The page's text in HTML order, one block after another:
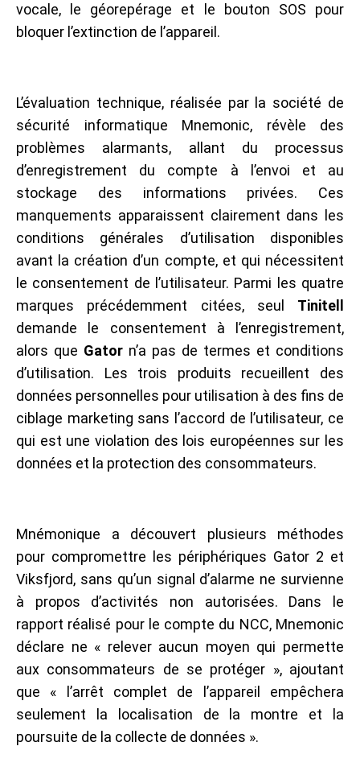
vocale, le géorepérage et le bouton SOS pour
bloquer l’extinction de l’appareil.
L’évaluation technique, réalisée par la société de
sécurité informatique Mnemonic, révèle des
problèmes alarmants, allant du processus
d’enregistrement du compte à l’envoi et au
stockage des informations privées. Ces
manquements apparaissent clairement dans les
conditions générales d’utilisation disponibles
avant la création d’un compte, et qui nécessitent
le consentement de l’utilisateur. Parmi les quatre
marques précédemment citées, seul Tinitell
demande le consentement à l’enregistrement,
alors que Gator n’a pas de termes et conditions
d’utilisation. Les trois produits recueillent des
données personnelles pour utilisation à des fins de
ciblage marketing sans l’accord de l’utilisateur, ce
qui est une violation des lois européennes sur les
données et la protection des consommateurs.
Mnémonique a découvert plusieurs méthodes
pour compromettre les périphériques Gator 2 et
Viksfjord, sans qu’un signal d’alarme ne survienne
à propos d’activités non autorisées. Dans le
rapport réalisé pour le compte du NCC, Mnemonic
déclare ne « relever aucun moyen qui permette
aux consommateurs de se protéger », ajoutant
que « l’arrêt complet de l’appareil empêchera
seulement la localisation de la montre et la
poursuite de la collecte de données ».